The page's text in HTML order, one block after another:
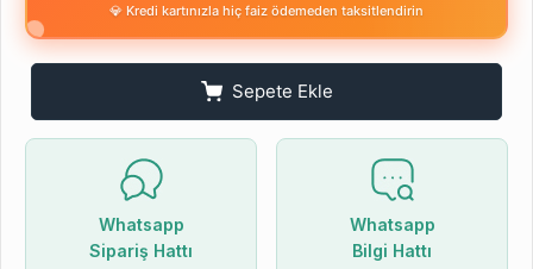
💎 Kredi kartınızla hiç faiz ödemeden taksitlendirin
Sepete Ekle
Whatsapp
Sipariş Hattı
Whatsapp
Bilgi Hattı